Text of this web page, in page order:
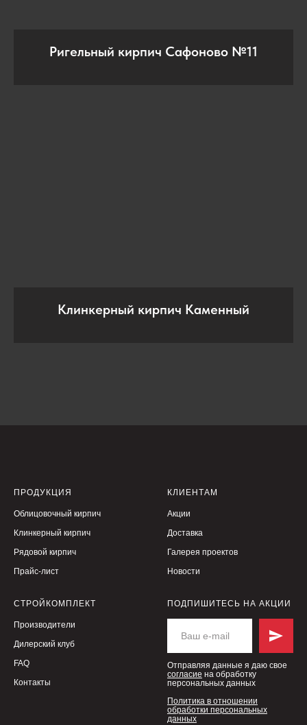
Ригельный кирпич Сафоново №11
Клинкерный кирпич Каменный
ПРОДУКЦИЯ
Облицовочный кирпич
Клинкерный кирпич
Рядовой кирпич
Прайс-лист
КЛИЕНТАМ
Акции
Доставка
Галерея проектов
Новости
СТРОЙКОМПЛЕКТ
Производители
Дилерский клуб
FAQ
Контакты
ПОДПИШИТЕСЬ НА АКЦИИ
Отправляя данные я даю свое
согласие на обработку
персональных данных
Политика в отношении
обработки персональных
данных